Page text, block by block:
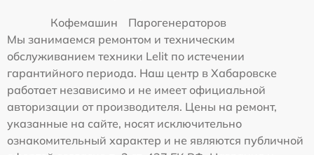
Кофемашин
Парогенераторов
Мы занимаемся ремонтом и техническим
обслуживанием техники Lelit по истечении
гарантийного периода. Наш центр в Хабаровске
работает независимо и не имеет официальной
авторизации от производителя. Цены на ремонт,
указанные на сайте, носят исключительно
ознакомительный характер и не являются публичной